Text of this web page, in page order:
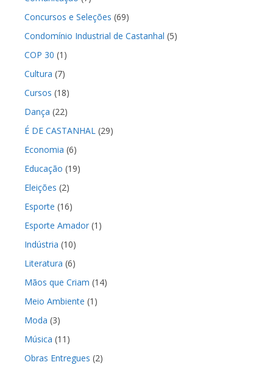
Concursos e Seleções (69)
Condomínio Industrial de Castanhal (5)
COP 30 (1)
Cultura (7)
Cursos (18)
Dança (22)
É DE CASTANHAL(29)
Economia (6)
Educação (19)
Eleições (2)
Esporte (16)
Esporte Amador(1)
Indústria (10)
Literatura (6)
Mãos que Criam (14)
Meio Ambiente (1)
Moda (3)
Música (11)
Obras Entregues (2)